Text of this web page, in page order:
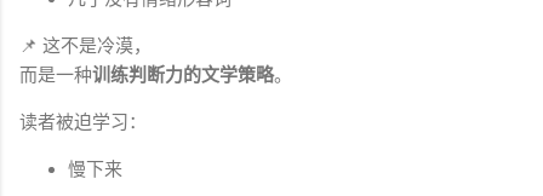
📌 这不是冷漠，
而是一种训练判断力的文学策略。
读者被迫学习：
慢下来